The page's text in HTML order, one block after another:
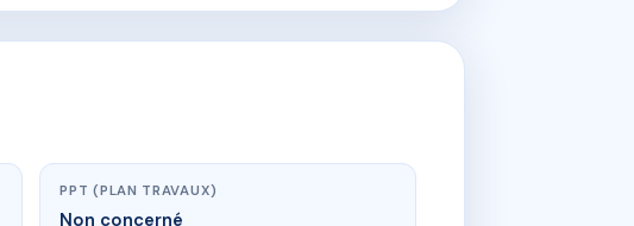
PPT (PLAN TRAVAUX)
Non concerné